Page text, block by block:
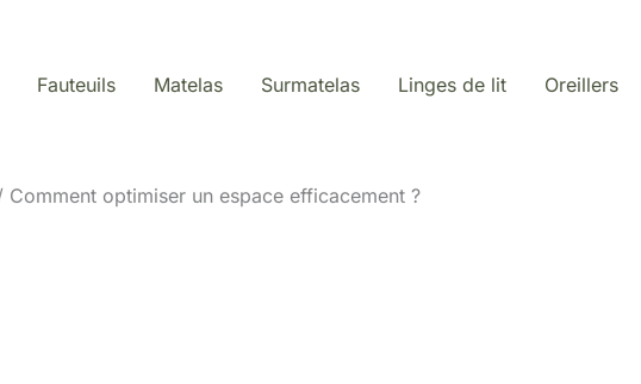
Fauteuils Matelas Surmatelas Linges de lit Oreillers
Comment optimiser un espace efficacement ?